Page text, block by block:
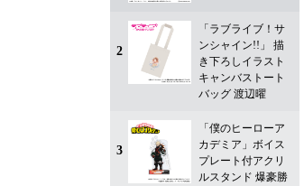
2
「ラブライブ！サ
ンシャイン!!」 描
き下ろしイラスト
キャンバストート
バッグ 渡辺曜
3
「僕のヒーローア
カデミア」ボイス
プレート付アクリ
ルスタンド 爆豪勝